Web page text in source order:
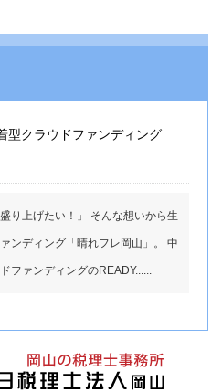
型クラウドファンディング
り上げたい！」 そんな想いから生
ンディング「晴れフレ岡山」。 中
ファンディングのREADY......